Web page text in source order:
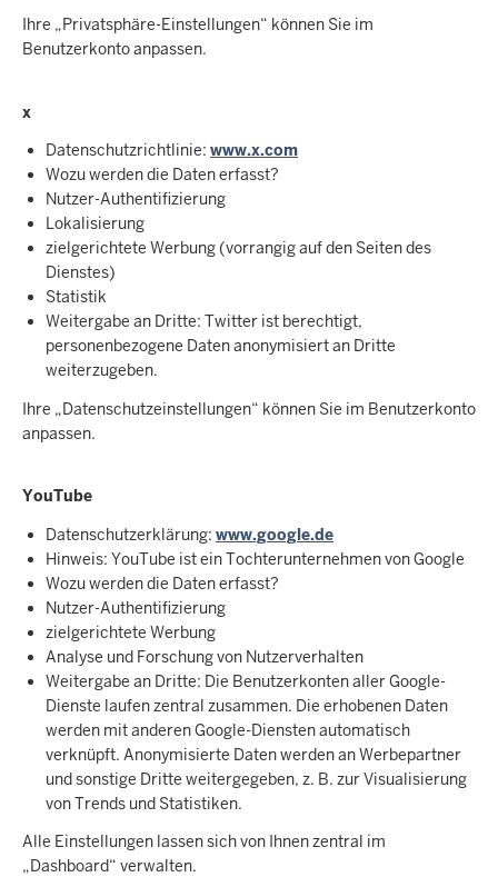
Ihre „Privatsphäre-Einstellungen“ können Sie im
Benutzerkonto anpassen.
x
Datenschutzrichtlinie: www.x.com
Wozu werden die Daten erfasst?
Nutzer-Authentifizierung
Lokalisierung
zielgerichtete Werbung (vorrangig auf den Seiten des
Dienstes)
Statistik
Weitergabe an Dritte: Twitter ist berechtigt,
personenbezogene Daten anonymisiert an Dritte
weiterzugeben.
Ihre „Datenschutzeinstellungen“ können Sie im Benutzerkonto
anpassen.
YouTube
Datenschutzerklärung: www.google.de
Hinweis: YouTube ist ein Tochterunternehmen von Google
Wozu werden die Daten erfasst?
Nutzer-Authentifizierung
zielgerichtete Werbung
Analyse und Forschung von Nutzerverhalten
Weitergabe an Dritte: Die Benutzerkonten aller Google-
Dienste laufen zentral zusammen. Die erhobenen Daten
werden mit anderen Google-Diensten automatisch
verknüpft. Anonymisierte Daten werden an Werbepartner
und sonstige Dritte weitergegeben, z. B. zur Visualisierung
von Trends und Statistiken.
Alle Einstellungen lassen sich von Ihnen zentral im
„Dashboard“ verwalten.